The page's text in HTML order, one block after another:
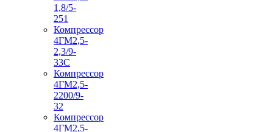
1,8/5-
251
Компрессор
4ГМ2,5-
2,3/9-
33С
Компрессор
4ГМ2,5-
2200/9-
32
Компрессор
4ГМ2,5-